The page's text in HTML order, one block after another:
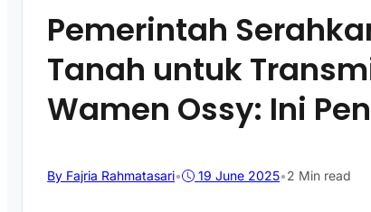
Pemerintah
Tanah untuk
Wamen Ossy: Ini
By Fajria Rahmatasari• 19 June 2025•2 Min read